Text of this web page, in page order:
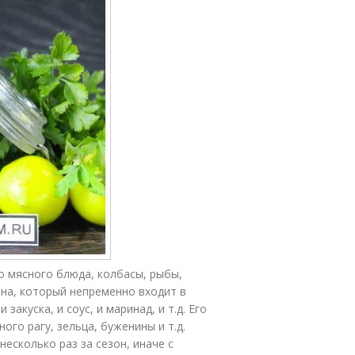
мясного блюда, колбасы, рыбы,
который непременно входит в
и соус, и маринад, и т.д. Его
рагу, зельца, буженины и т.д.
раз за сезон, иначе с